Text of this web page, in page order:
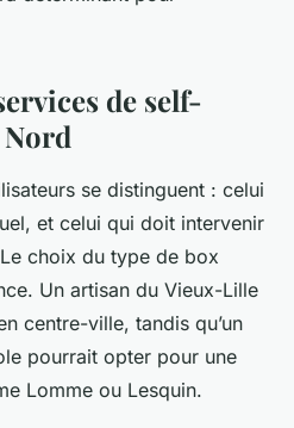
de self-
Nord
se distinguent : celui
et celui qui doit intervenir
choix du type de box
Un artisan du Vieux-Lille
centre-ville, tandis qu’un
pourrait opter pour une
Lomme ou Lesquin.